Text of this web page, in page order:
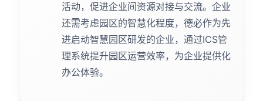
活动，促进企业间资源对接与交流。企业
还需考虑园区的智慧化程度，德必作为先
进启动智慧园区研发的企业，通过ICS管
理系统提升园区运营效率，为企业提供化
办公体验。